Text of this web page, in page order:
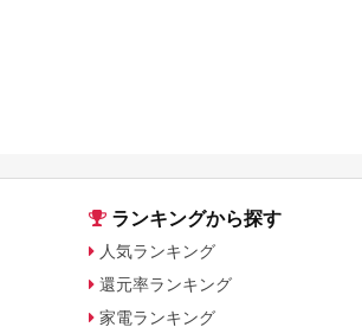
ランキングから探す
人気ランキング
還元率ランキング
家電ランキング